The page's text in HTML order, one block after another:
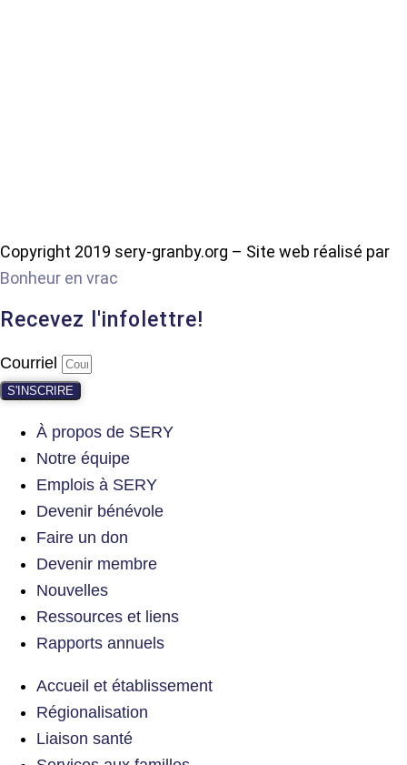
Copyright 2019 sery-granby.org – Site web réalisé par
Bonheur en vrac
Recevez l'infolettre!
Courriel
S'INSCRIRE
À propos de SERY
Notre équipe
Emplois à SERY
Devenir bénévole
Faire un don
Devenir membre
Nouvelles
Ressources et liens
Rapports annuels
Accueil et établissement
Régionalisation
Liaison santé